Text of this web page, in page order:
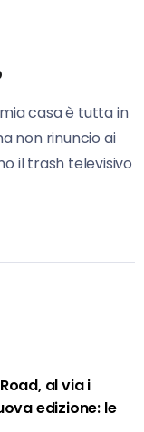
casa è tutta in
non rinuncio ai
il trash televisivo
al via i
edizione: le